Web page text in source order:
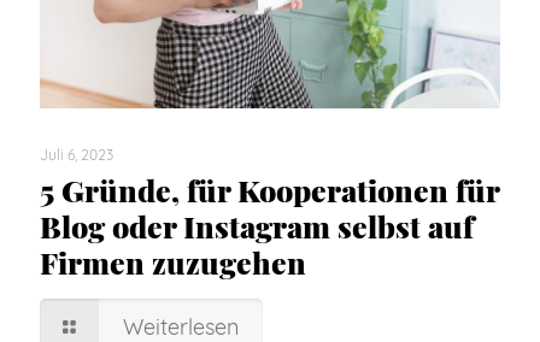
Juli 6, 2023
5 Gründe, für Kooperationen für
Blog oder Instagram selbst auf
Firmen zuzugehen
Weiterlesen